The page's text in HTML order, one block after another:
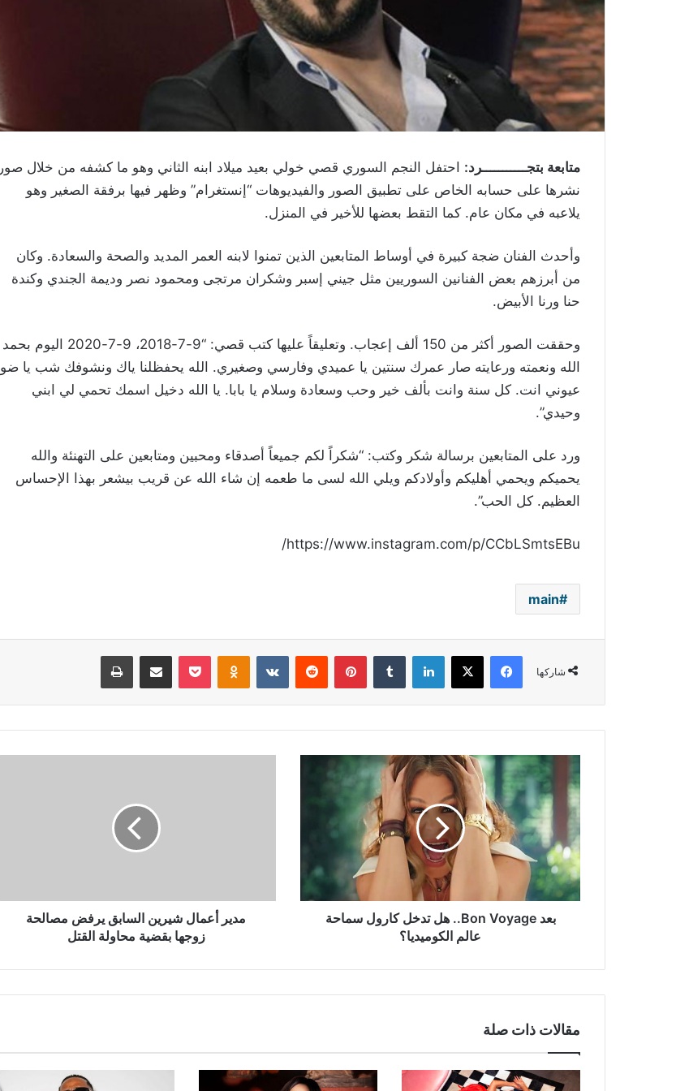
متابعة بتجـــــــــــرد: احتفل النجم السوري قصي خولي بعيد ميلاد ابنه الثاني وهو ما كشفه من خلال صور
نشرها على حسابه الخاص على تطبيق الصور والفيديوهات “إنستغرام” وظهر فيها برفقة الصغير وهو
يلاعبه في مكان عام. كما التقط بعضها للأخير في المنزل.
وأحدث الفنان ضجة كبيرة في أوساط المتابعين الذين تمنوا لابنه العمر المديد والصحة والسعادة. وكان
من أبرزهم بعض الفنانين السوريين مثل جيني إسبر وشكران مرتجى ومحمود نصر وديمة الجندي وكندة
حنا ورنا الأبيض.
وحققت الصور أكثر من 150 ألف إعجاب. وتعليقاً عليها كتب قصي: “9-7-2018، 9-7-2020 اليوم بحمد
الله ونعمته ورعايته صار عمرك سنتين يا عميدي وفارسي وصغيري. الله يحفظلنا ياك ونشوفك شب يا ضو
عيوني انت. كل سنة وانت بألف خير وحب وسعادة وسلام يا بابا. يا الله دخيل اسمك تحمي لي ابني
وحيدي”.
ورد على المتابعين برسالة شكر وكتب: “شكراً لكم جميعاً أصدقاء ومحبين ومتابعين على التهنئة والله
يحميكم ويحمي أهليكم وأولادكم ويلي الله لسى ما طعمه إن شاء الله عن قريب بيشعر بهذا الإحساس
العظيم. كل الحب”.
https://www.instagram.com/p/CCbLSmtsEBu/
main
شاركها
فيسبوك ‫X لينكدإن بينتيريست Odnoklassniki
‫Pocket مشاركة عبر البريد طباعة
Voyage..
تدخل
كارول
سماحة
عالم
الكوميديا؟
بعد Bon Voyage.. هل تدخل كارول سماحة
عالم الكوميديا؟
محاولة
مدير أعمال شيرين السابق يرفض مصالحة
زوجها بقضية محاولة القتل
مقالات ذات صلة